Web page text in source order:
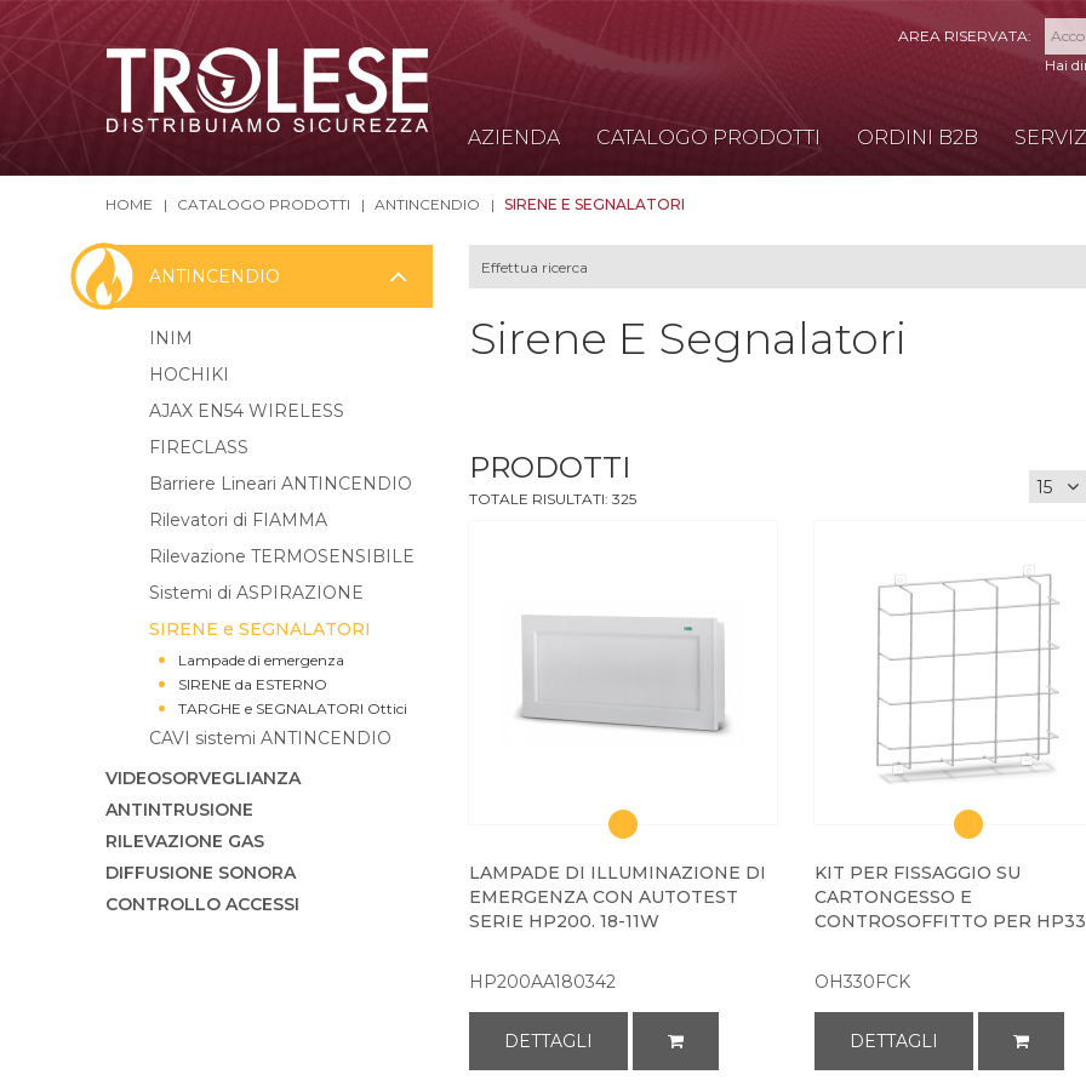
Hai
AZIENDA CATALOGO PRODOTTI ORDINI B2B
HOME CATALOGO PRODOTTI ANTINCENDIO SIRENE E SEGNALATORI
Sirene E Segnalatori
PRODOTTI
TOTALE RISULTATI: 325
LAMPADE DI ILLUMINAZIONE DI
EMERGENZA CON AUTOTEST
SERIE HP200. 18-11W
HP200AA180342
DETTAGLI
KIT PER FISSAGGIO SU
CARTONGESSO E
CONTROSOFFITTO PER
OH330FCK
DETTAGLI
VIDEOSORVEGLIANZA
ANTINTRUSIONE
ANTINCENDIO
INIM
HOCHIKI
AJAX EN54 WIRELESS
FIRECLASS
Barriere Lineari ANTINCENDIO
Rilevatori di FIAMMA
Rilevazione TERMOSENSIBILE
Sistemi di ASPIRAZIONE
SIRENE e SEGNALATORI
Lampade di emergenza
SIRENE da ESTERNO
TARGHE e SEGNALATORI Ottici
CAVI sistemi ANTINCENDIO
RILEVAZIONE GAS
DIFFUSIONE SONORA
CONTROLLO ACCESSI